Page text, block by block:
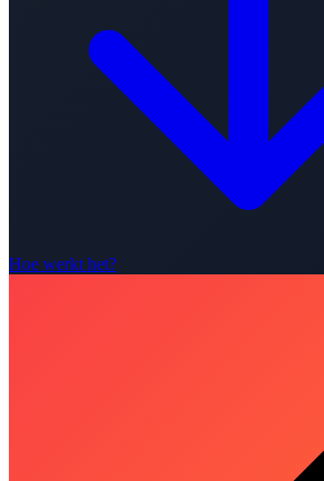
Hoe werkt het?